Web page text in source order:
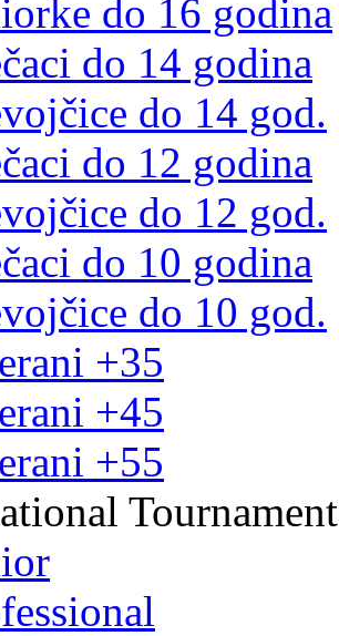
do 16 godina
do 14 godina
do 14 god.
do 12 godina
do 12 god.
do 10 godina
do 10 god.
+35
+45
+55